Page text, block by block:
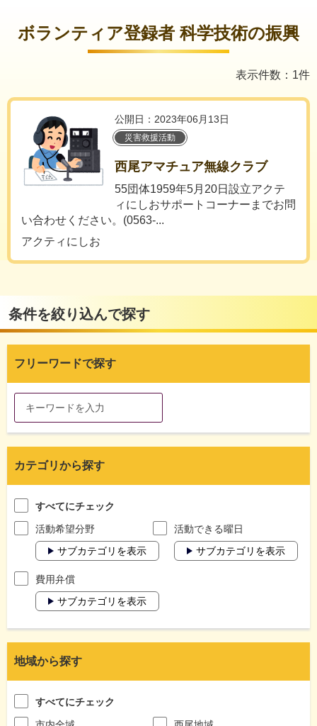
ボランティア登録者 科学技術の振興
表示件数：1件
公開日：2023年06月13日
災害救援活動
西尾アマチュア無線クラブ
55団体1959年5月20日設立アクテ
ィにしおサポートコーナーまでお問
い合わせください。(0563-...
アクティにしお
条件を絞り込んで探す
フリーワードで探す
カテゴリから探す
すべてにチェック
活動希望分野
サブカテゴリを表示
活動できる曜日
サブカテゴリを表示
費用弁償
サブカテゴリを表示
地域から探す
すべてにチェック